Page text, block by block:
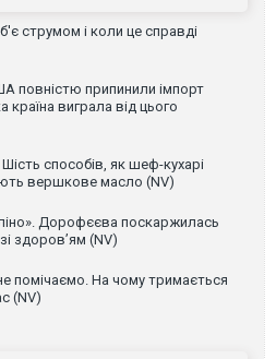
струмом і коли це справді
повністю припинили імпорт
країна виграла від цього
способів, як шеф-кухарі
вершкове масло (NV)
Дорофєєва поскаржилась
здоров’ям (NV)
помічаємо. На чому тримається
(NV)